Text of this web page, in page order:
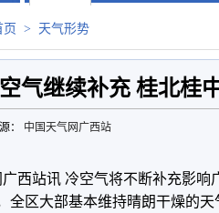
页 > 天气形势
气继续补充 桂北桂
： 中国天气网广西站
西站讯 冷空气将不断补充影
全区大部基本维持晴朗干燥的